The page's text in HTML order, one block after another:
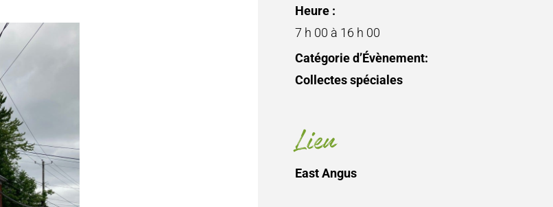
Heure :
7 h 00 à 16 h 00
Catégorie d’Évènement:
Collectes spéciales
Lieu
East Angus